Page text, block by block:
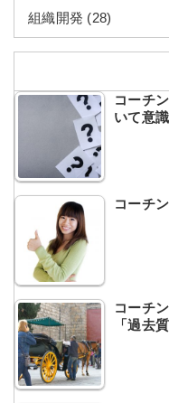
組織開発 (28)
コーチ
いて意
コーチ
コーチ
「過去